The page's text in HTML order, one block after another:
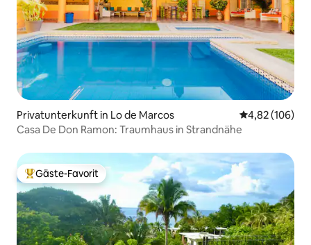
Privatunterkunft in Lo de Marcos
4,82 (106)
Casa De Don Ramon: Traumhaus in Strandnähe
Beliebter Gäste-Favorit.
Gäste-Favorit